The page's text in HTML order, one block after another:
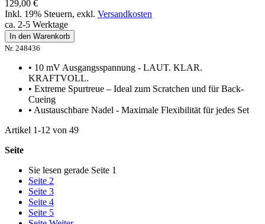
129,00 €
Inkl. 19% Steuern, exkl. Versandkosten
ca. 2-5 Werktage
In den Warenkorb
Nr. 248436
• 10 mV Ausgangsspannung - LAUT. KLAR.
KRAFTVOLL.
• Extreme Spurtreue – Ideal zum Scratchen und für Back-
Cueing
• Austauschbare Nadel - Maximale Flexibilität für jedes Set
Artikel 1-12 von 49
Seite
Sie lesen gerade Seite 1
Seite 2
Seite 3
Seite 4
Seite 5